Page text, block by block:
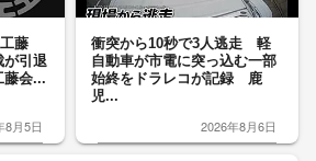
藤
が引退
藤会...
8月5日
衝突から10秒で3人逃走 軽
自動車が市電に突っ込む一部
始終をドラレコが記録 鹿
児...
2026年8月6日